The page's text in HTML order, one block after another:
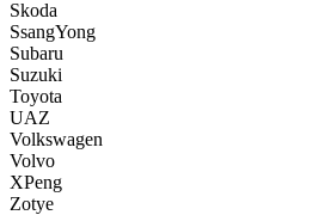
Skoda
SsangYong
Subaru
Suzuki
Toyota
UAZ
Volkswagen
Volvo
XPeng
Zotye